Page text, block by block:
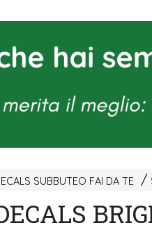
SUBBUTEO FAI DA TE